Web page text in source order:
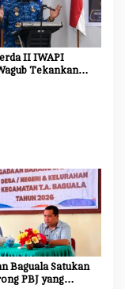
II IWAPI
Tekankan
Baguala Satukan
PBJ yang